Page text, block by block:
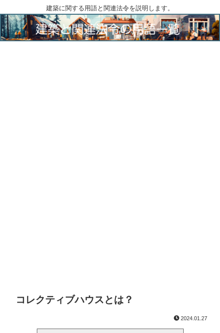
建築に関する用語と関連法令を説明します。
コレクティブハウスとは？
2024.01.27